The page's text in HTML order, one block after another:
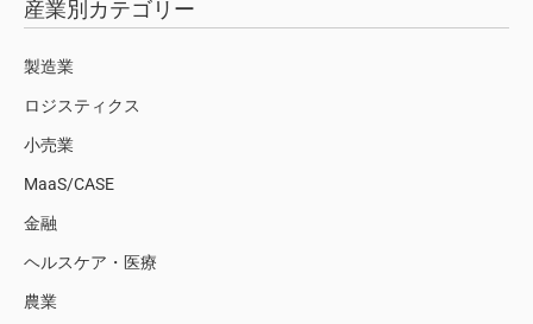
産業別カテゴリー
製造業
ロジスティクス
小売業
MaaS/CASE
金融
ヘルスケア・医療
農業